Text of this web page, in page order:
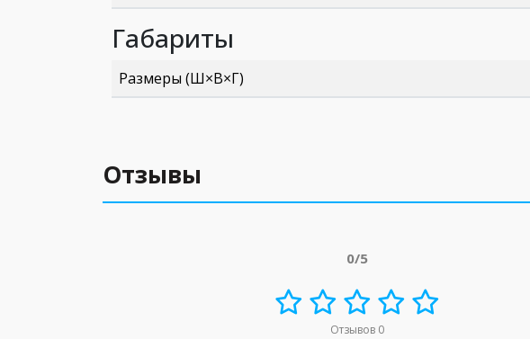
Габариты
Размеры (Ш×В×Г)
Отзывы
0/5
Отзывов 0